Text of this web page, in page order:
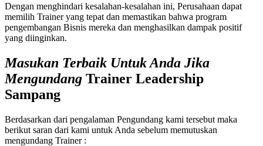
Dengan menghindari kesalahan-kesalahan ini, Perusahaan dapat
memilih Trainer yang tepat dan memastikan bahwa program
pengembangan Bisnis mereka dan menghasilkan dampak positif
yang diinginkan.
Masukan Terbaik Untuk Anda Jika
Mengundang Trainer Leadership
Sampang
Berdasarkan dari pengalaman Pengundang kami tersebut maka
berikut saran dari kami untuk Anda sebelum memutuskan
mengundang Trainer :